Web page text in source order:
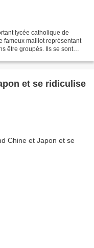
lycée catholique de
fameux maillot représentant
être groupés. Ils se sont
et se ridiculise